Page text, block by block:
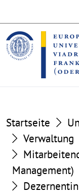
the
content
section
the
footer
section
Startseite
Verwaltung
Management)